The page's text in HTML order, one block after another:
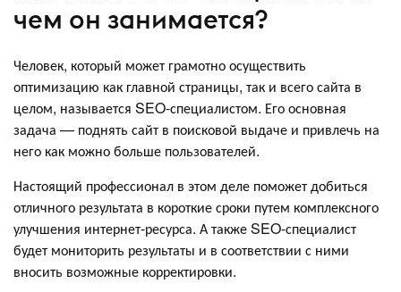
чем он занимается?
Человек, который может грамотно осуществить
оптимизацию как главной страницы, так и всего сайта в
целом, называется SEO-специалистом. Его основная
задача — поднять сайт в поисковой выдаче и привлечь на
него как можно больше пользователей.
Настоящий профессионал в этом деле поможет добиться
отличного результата в короткие сроки путем комплексного
улучшения интернет-ресурса. А также SEO-специалист
будет мониторить результаты и в соответствии с ними
вносить возможные корректировки.